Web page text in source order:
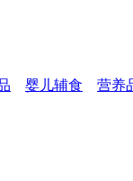
婴儿辅食 营养